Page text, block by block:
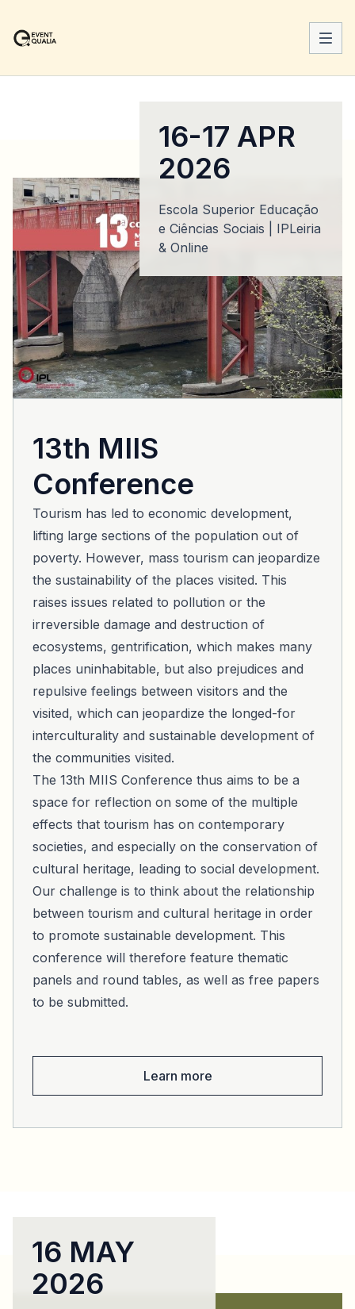
16-17 APR
2026
Escola Superior Educação
e Ciências Sociais | IPLeiria
& Online
13th MIIS
Conference
Tourism has led to economic development,
lifting large sections of the population out of
poverty. However, mass tourism can jeopardize
the sustainability of the places visited. This
raises issues related to pollution or the
irreversible damage and destruction of
ecosystems, gentrification, which makes many
places uninhabitable, but also prejudices and
repulsive feelings between visitors and the
visited, which can jeopardize the longed-for
interculturality and sustainable development of
the communities visited.
The 13th MIIS Conference thus aims to be a
space for reflection on some of the multiple
effects that tourism has on contemporary
societies, and especially on the conservation of
cultural heritage, leading to social development.
Our challenge is to think about the relationship
between tourism and cultural heritage in order
to promote sustainable development. This
conference will therefore feature thematic
panels and round tables, as well as free papers
to be submitted.
Learn more
16 MAY
2026